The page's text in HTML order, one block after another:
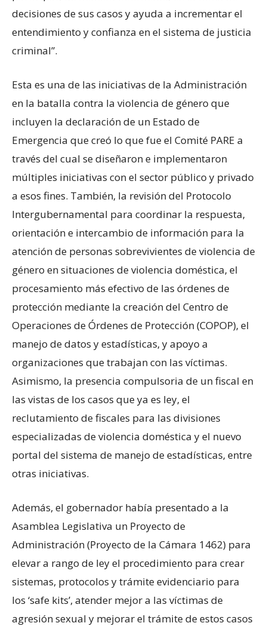
decisiones de sus casos y ayuda a incrementar el
entendimiento y confianza en el sistema de justicia
criminal”.
Esta es una de las iniciativas de la Administración
en la batalla contra la violencia de género que
incluyen la declaración de un Estado de
Emergencia que creó lo que fue el Comité PARE a
través del cual se diseñaron e implementaron
múltiples iniciativas con el sector público y privado
a esos fines. También, la revisión del Protocolo
Intergubernamental para coordinar la respuesta,
orientación e intercambio de información para la
atención de personas sobrevivientes de violencia de
género en situaciones de violencia doméstica, el
procesamiento más efectivo de las órdenes de
protección mediante la creación del Centro de
Operaciones de Órdenes de Protección (COPOP), el
manejo de datos y estadísticas, y apoyo a
organizaciones que trabajan con las víctimas.
Asimismo, la presencia compulsoria de un fiscal en
las vistas de los casos que ya es ley, el
reclutamiento de fiscales para las divisiones
especializadas de violencia doméstica y el nuevo
portal del sistema de manejo de estadísticas, entre
otras iniciativas.
Además, el gobernador había presentado a la
Asamblea Legislativa un Proyecto de
Administración (Proyecto de la Cámara 1462) para
elevar a rango de ley el procedimiento para crear
sistemas, protocolos y trámite evidenciario para
los ‘safe kits’, atender mejor a las víctimas de
agresión sexual y mejorar el trámite de estos casos